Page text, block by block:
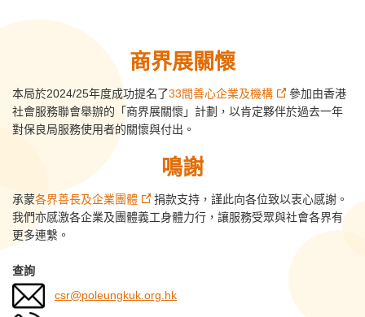
商界展關懷
本局於2024/25年度成功提名了33間善心企業及機構
參加由香港
社會服務聯會舉辦的「商界展關懷」計劃，以肯定夥伴於過去一年
對保良局服務使用者的關懷與付出。
鳴謝
承蒙各界善長及企業團體
捐款支持，謹此向各位致以衷心感謝。
我們亦感激各企業及團體義工身體力行，讓服務受眾與社會各界有
更多連繫。
查詢
csr@poleungkuk.org.hk